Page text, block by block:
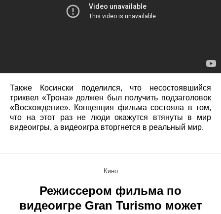
Также Косински поделился, что несостоявшийся
триквел «Трона» должен был получить подзаголовок
«Восхождение». Концепция фильма состояла в том,
что на этот раз не люди окажутся втянуты в мир
видеоигры, а видеоигра вторгнется в реальный мир.
Кино
Режиссером фильма по
видеоигре Gran Turismo может